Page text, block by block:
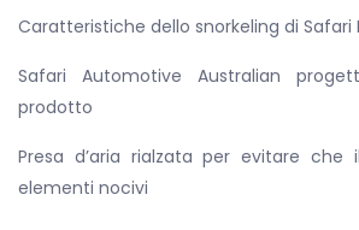
Caratteristiche dello snorkeling di Safari
Safari Automotive Australian
prodotto
Presa d’aria rialzata per evitare che
elementi nocivi